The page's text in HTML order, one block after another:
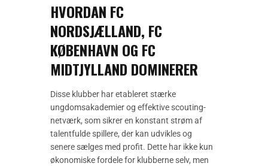
HVORDAN FC
NORDSJÆLLAND, FC
KØBENHAVN OG FC
MIDTJYLLAND DOMINERER
Disse klubber har etableret stærke
ungdomsakademier og effektive scouting-
netværk, som sikrer en konstant strøm af
talentfulde spillere, der kan udvikles og
senere sælges med profit. Dette har ikke kun
økonomiske fordele for klubberne selv, men